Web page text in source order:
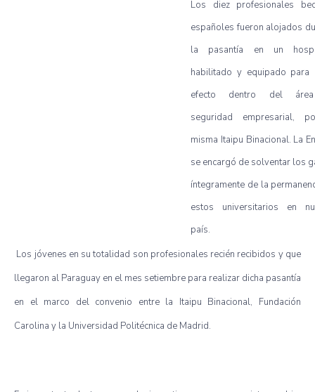
Los diez profesionales
españoles fueron alojados
la pasantía en un
habilitado y equipado para
efecto dentro del
seguridad empresarial,
misma Itaipu Binacional. La
se encargó de solventar los
íntegramente de la
estos universitarios en
país.
Los jóvenes en su totalidad son profesionales recién recibidos y que
llegaron al Paraguay en el mes setiembre para realizar dicha pasantía
en el marco del convenio entre la Itaipu Binacional, Fundación
Carolina y la Universidad Politécnica de Madrid.